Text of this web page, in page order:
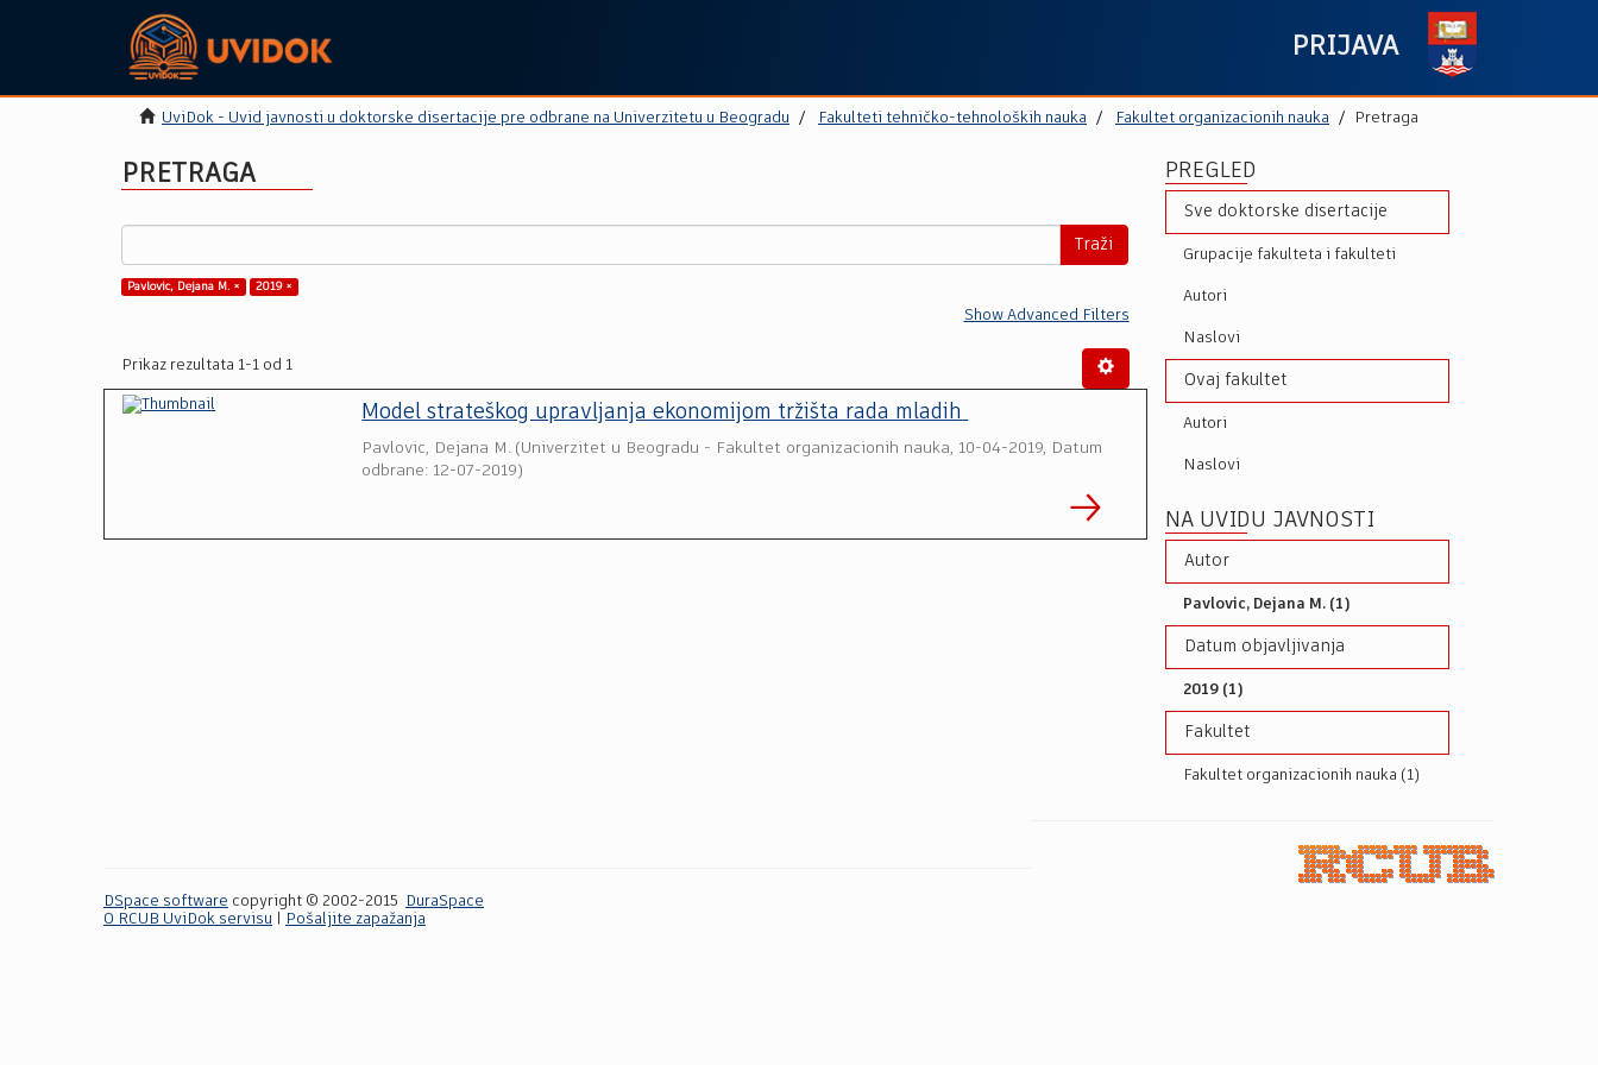
PRIJAVA
UviDok - Uvid javnosti u doktorske disertacije pre odbrane na Univerzitetu u Beogradu Fakulteti tehničko-tehnoloških nauka Fakultet organizacionih nauka Pretraga
PRETRAGA
Traži
Pavlovic, Dejana M. × 2019 ×
Show Advanced Filters
Prikaz rezultata 1-1 od 1
Model strateškog upravljanja ekonomijom tržišta rada mladih
Pavlovic, Dejana M. (Univerzitet u Beogradu - Fakultet organizacionih nauka, 10-04-2019, Datum
odbrane: 12-07-2019)
PREGLED
Sve doktorske disertacije
Grupacije fakulteta i fakulteti
Autori
Naslovi
Ovaj fakultet
Autori
Naslovi
NA UVIDU JAVNOSTI
Autor
Pavlovic, Dejana M. (1)
Datum objavljivanja
2019 (1)
Fakultet
Fakultet organizacionih nauka (1)
DSpace software copyright © 2002-2015
DuraSpace
O RCUB UviDok servisu
Pošaljite zapažanja